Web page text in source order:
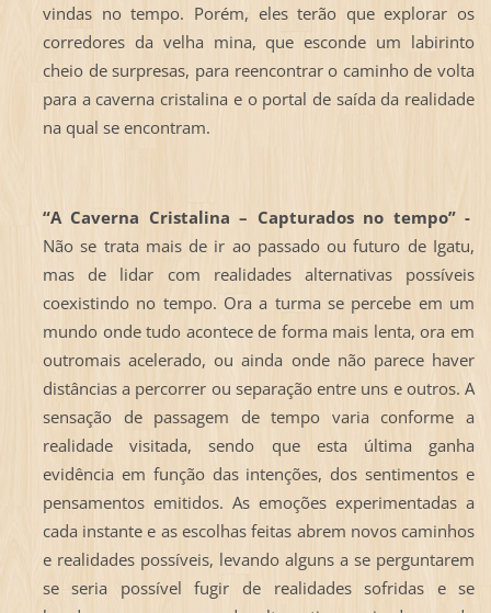
vindas no tempo. Porém, eles terão que explorar os
corredores da velha mina, que esconde um labirinto
cheio de surpresas, para reencontrar o caminho de volta
para a caverna cristalina e o portal de saída da realidade
na qual se encontram.
“A Caverna Cristalina – Capturados no tempo” -
Não se trata mais de ir ao passado ou futuro de Igatu,
mas de lidar com realidades alternativas possíveis
coexistindo no tempo. Ora a turma se percebe em um
mundo onde tudo acontece de forma mais lenta, ora em
outromais acelerado, ou ainda onde não parece haver
distâncias a percorrer ou separação entre uns e outros. A
sensação de passagem de tempo varia conforme a
realidade visitada, sendo que esta última ganha
evidência em função das intenções, dos sentimentos e
pensamentos emitidos. As emoções experimentadas a
cada instante e as escolhas feitas abrem novos caminhos
e realidades possíveis, levando alguns a se perguntarem
se seria possível fugir de realidades sofridas e se